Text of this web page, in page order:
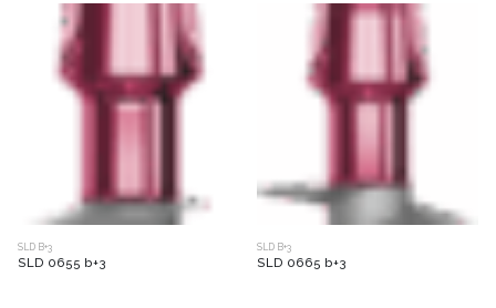
SLD B+3
SLD 0655 b+3
SLD B+3
SLD 0665 b+3